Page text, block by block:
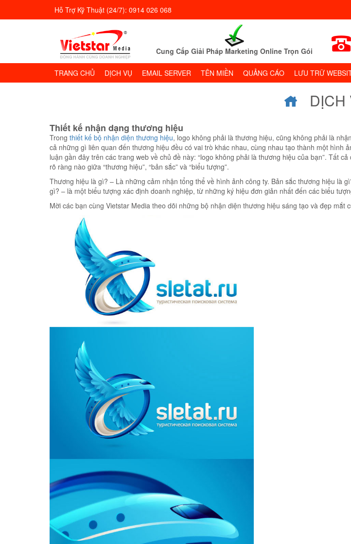
Hỗ Trợ Kỹ Thuật (24/7): 0914 026 068
Cung Cấp Giải Pháp Marketing Online Trọn Gói
TRANG CHỦ DỊCH VỤ EMAIL SERVER TÊN MIỀN QUẢNG CÁO LƯU TRỮ
DỊCH
Thiết kế nhận dạng thương hiệu
Trong thiết kế bộ nhận diện thương hiệu, logo không phải là thương hiệu, cũng không phải là
cả những gì liên quan đến thương hiệu đều có vai trò khác nhau, cùng nhau tạo thành một hình
luận gần đây trên các trang web về chủ đề này: “logo không phải là thương hiệu của bạn”. Tất
rõ ràng nào giữa “thương hiệu”, “bản sắc” và “biểu tượng”.
Thương hiệu là gì? – Là những cảm nhận tổng thể về hình ảnh công ty. Bản sắc thương hiệu là
gì? – là một biểu tượng xác định doanh nghiệp, từ những ký hiệu đơn giản nhất đến các biểu
Mời các bạn cùng Vietstar Media theo dõi những bộ nhận diện thương hiệu sáng tạo và đẹp mắt